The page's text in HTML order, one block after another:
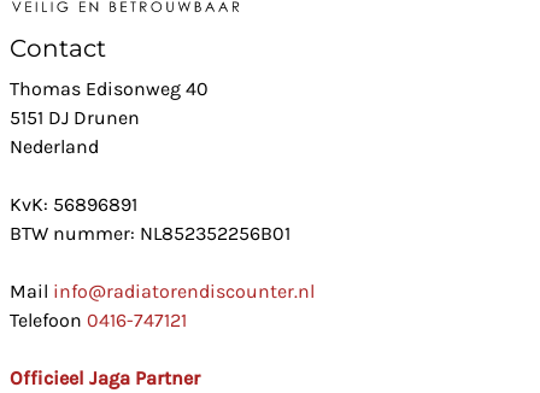
Contact
Thomas Edisonweg 40
5151 DJ Drunen
Nederland
KvK: 56896891
BTW nummer: NL852352256B01
Mail info@radiatorendiscounter.nl
Telefoon 0416-747121
Officieel Jaga Partner